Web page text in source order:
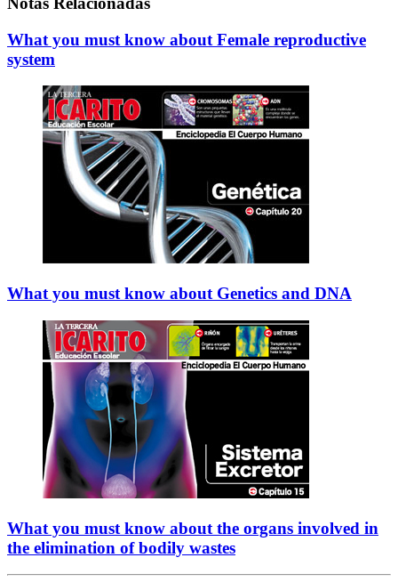
What you must know about Female reproductive
system
What you must know about Genetics and DNA
What you must know about the organs involved in
the elimination of bodily wastes